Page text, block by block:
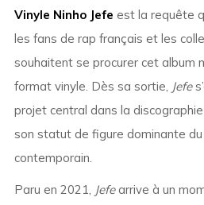
Vinyle Ninho Jefe est la requête
les fans de rap français et les
souhaitent se procurer cet album
format vinyle. Dès sa sortie, Jefe
projet central dans la
son statut de figure dominante
contemporain.
Paru en 2021, Jefearrive à un